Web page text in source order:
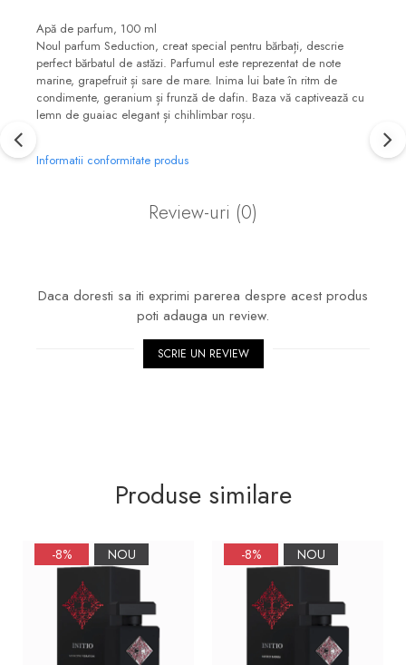
Apă de parfum, 100 ml
Noul parfum Seduction, creat special pentru bărbați, descrie
perfect bărbatul de astăzi. Parfumul este reprezentat de note
marine, grapefruit și sare de mare. Inima lui bate în ritm de
condimente, geranium și frunză de dafin. Baza vă captivează cu
lemn de guaiac elegant și chihlimbar roșu.
Informatii conformitate produs
Review-uri (0)
Daca doresti sa iti exprimi parerea despre acest produs
poti adauga un review.
SCRIE UN REVIEW
Produse similare
-8% NOU -8% NOU